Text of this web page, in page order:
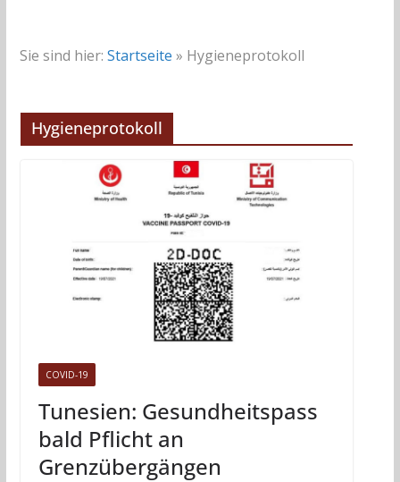
Sie sind hier: Startseite » Hygieneprotokoll
Hygieneprotokoll
COVID-19
Tunesien: Gesundheitspass
bald Pflicht an
Grenzübergängen